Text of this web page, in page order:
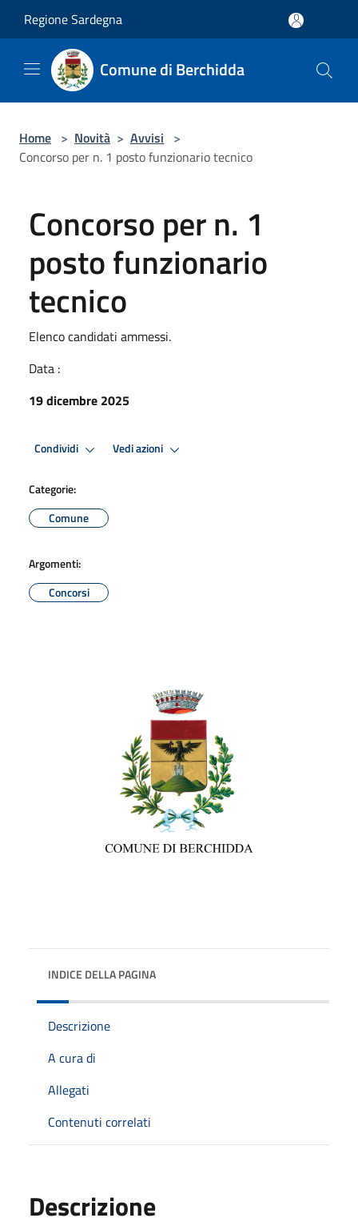
Regione Sardegna
Comune di Berchidda
Home > Novità > Avvisi >
Concorso per n. 1 posto funzionario tecnico
Concorso per n. 1
posto funzionario
tecnico
Elenco candidati ammessi.
Data :
19 dicembre 2025
Condividi Vedi azioni
Categorie:
Comune
Argomenti:
Concorsi
INDICE DELLA PAGINA
Descrizione
A cura di
Allegati
Contenuti correlati
Descrizione